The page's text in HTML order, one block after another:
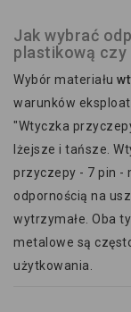
Jak wybrać
plastikową czy
Wybór materiału
warunków
"Wtyczka
lżejsze i tańsze.
przyczepy - 7 pin -
odpornością na
wytrzymałe. Oba
metalowe są
użytkowania.